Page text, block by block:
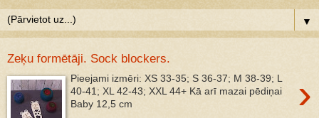
▼
Zeķu formētāji. Sock blockers.
›
Pieejami izmēri: XS 33-35; S 36-37; M 38-39; L
40-41; XL 42-43; XXL 44+ Kā arī mazai pēdiņai
Baby 12,5 cm